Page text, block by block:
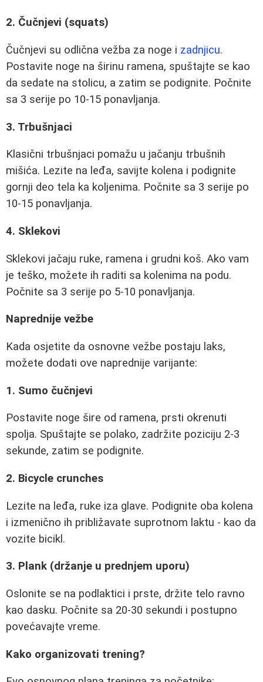
2. Čučnjevi (squats)
Čučnjevi su odlična vežba za noge i zadnjicu.
Postavite noge na širinu ramena, spuštajte se kao
da sedate na stolicu, a zatim se podignite. Počnite
sa 3 serije po 10-15 ponavljanja.
3. Trbušnjaci
Klasični trbušnjaci pomažu u jačanju trbušnih
mišića. Lezite na leđa, savijte kolena i podignite
gornji deo tela ka koljenima. Počnite sa 3 serije po
10-15 ponavljanja.
4. Sklekovi
Sklekovi jačaju ruke, ramena i grudni koš. Ako vam
je teško, možete ih raditi sa kolenima na podu.
Počnite sa 3 serije po 5-10 ponavljanja.
Naprednije vežbe
Kada osjetite da osnovne vežbe postaju laks,
možete dodati ove naprednije varijante:
1. Sumo čučnjevi
Postavite noge šire od ramena, prsti okrenuti
spolja. Spuštajte se polako, zadržite poziciju 2-3
sekunde, zatim se podignite.
2. Bicycle crunches
Lezite na leđa, ruke iza glave. Podignite oba kolena
i izmenično ih približavate suprotnom laktu - kao da
vozite bicikl.
3. Plank (držanje u prednjem uporu)
Oslonite se na podlaktici i prste, držite telo ravno
kao dasku. Počnite sa 20-30 sekundi i postupno
povećavajte vreme.
Kako organizovati trening?